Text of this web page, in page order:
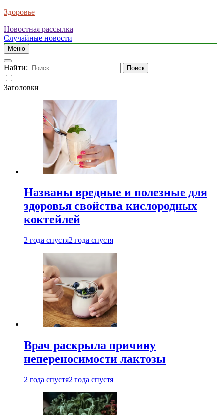
Здоровье
Новостная рассылка
Случайные новости
Меню
Найти:
Заголовки
Названы вредные и полезные для
здоровья свойства кислородных
коктейлей
2 года спустя2 года спустя
Врач раскрыла причину
непереносимости лактозы
2 года спустя2 года спустя